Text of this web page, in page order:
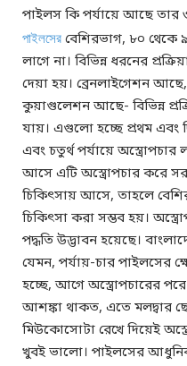
পাইলস কি পর্যায়ে আছে তার
পাইলসের বেশিরভাগ, ৮০ থেকে
লাগে না। বিভিন্ন ধরনের
দেয়া হয়। ব্রেনলাইগেশন
কুয়াগুলেশন আছে- বিভিন্ন
যায়। এগুলো হচ্ছে প্রথম এবং
এবং চতুর্থ পর্যায়ে অস্ত্রোপচার
আসে এটি অস্ত্রোপচার করে
চিকিৎসায় আসে, তাহলে
চিকিৎসা করা সম্ভব হয়।
পদ্ধতি উদ্ভাবন হয়েছে।
যেমন, পর্যায়-চার পাইলসের
হচ্ছে, আগে অস্ত্রোপচারের
আশঙ্কা থাকত, এতে মলদ্বার
মিউকোসোটা রেখে দিয়েই
খুবই ভালো। পাইলসের